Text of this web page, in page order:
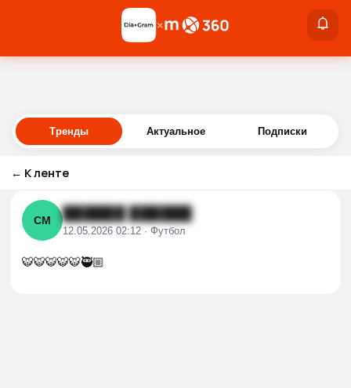
Войти
×
Тренды Актуальное Подписки
← К ленте
СМ ██████ ██████
12.05.2026 02:12 · Футбол
🐯🐯🐯🐯🐯🥷🏼